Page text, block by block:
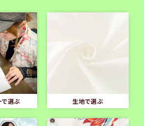
で選ぶ 生地で選ぶ